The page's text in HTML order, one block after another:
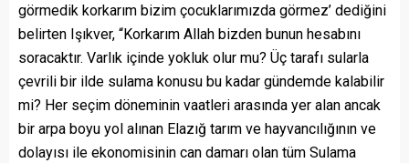
görmedik korkarım bizim çocuklarımızda görmez’ dediğini
belirten Işıkver, “Korkarım Allah bizden bunun hesabını
soracaktır. Varlık içinde yokluk olur mu? Üç tarafı sularla
çevrili bir ilde sulama konusu bu kadar gündemde kalabilir
mi? Her seçim döneminin vaatleri arasında yer alan ancak
bir arpa boyu yol alınan Elazığ tarım ve hayvancılığının ve
dolayısı ile ekonomisinin can damarı olan tüm Sulama